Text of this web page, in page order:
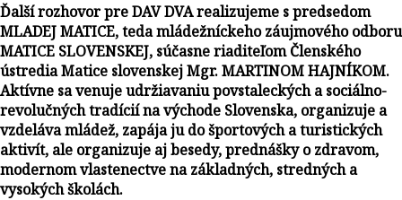
Ďalší rozhovor pre DAV DVA realizujeme s predsedom
MLADEJ MATICE, teda mládežníckeho záujmového odboru
MATICE SLOVENSKEJ, súčasne riaditeľom Členského
ústredia Matice slovenskej Mgr. MARTINOM HAJNÍKOM.
Aktívne sa venuje udržiavaniu povstaleckých a sociálno-
revolučných tradícií na východe Slovenska, organizuje a
vzdeláva mládež, zapája ju do športových a turistických
aktivít, ale organizuje aj besedy, prednášky o zdravom,
modernom vlastenectve na základných, stredných a
vysokých školách.